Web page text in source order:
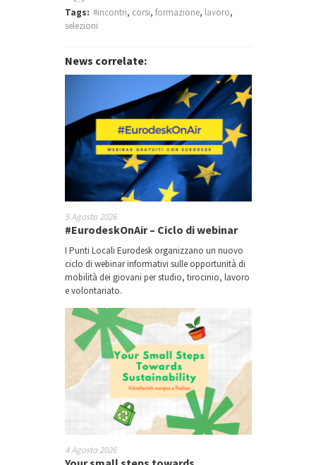
Tags: #incontri, corsi, formazione, lavoro,
selezioni
News correlate:
5 Agosto 2026
#EurodeskOnAir – Ciclo di webinar
I Punti Locali Eurodesk organizzano un nuovo
ciclo di webinar informativi sulle opportunità di
mobilità dei giovani per studio, tirocinio, lavoro
e volontariato.
4 Agosto 2026